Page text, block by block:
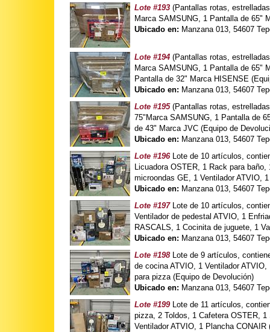
Lote #193 (Pantallas rotas,
Marca SAMSUNG, 1 Pantalla de 65"
Ubicado en: Manzana 013, 54607
Lote #194 (Pantallas rotas,
Marca SAMSUNG, 1 Pantalla de 65"
Pantalla de 32" Marca HISENSE
Ubicado en: Manzana 013, 54607
Lote #195(Pantallas rotas,
75"Marca SAMSUNG, 1 Pantalla de
de 43" Marca JVC (Equipo de
Ubicado en: Manzana 013, 54607
Lote #196Lote de 10 artículos,
Licuadora OSTER, 1 Rack para
microondas GE, 1 Ventilador ATVIO,
Ubicado en: Manzana 013, 54607
Lote #197Lote de 10 artículos,
Ventilador de pedestal ATVIO, 1
RASCALS, 1 Cocinita de juguete, 1
Ubicado en: Manzana 013, 54607
Lote #198Lote de 9 artículos,
de cocina ATVIO, 1 Ventilador
para pizza (Equipo de Devolución)
Ubicado en: Manzana 013, 54607
Lote #199Lote de 11 artículos,
pizza, 2 Toldos, 1 Cafetera OSTER,
Ventilador ATVIO, 1 Plancha CONAIR